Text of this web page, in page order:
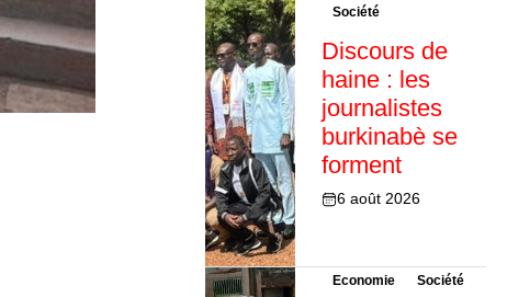
Société
Discours de
haine : les
journalistes
burkinabè se
forment
6 août 2026
Economie Société